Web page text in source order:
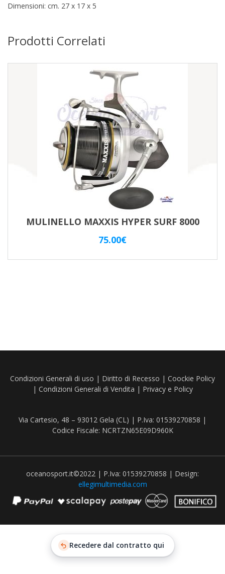
Dimensioni: cm. 27 x 17 x 5
Prodotti Correlati
MULINELLO MAXXIS HYPER SURF 8000
75.00€
Condizioni Generali di uso | Diritto di Recesso | Coockie Policy
| Condizioni Generali di Vendita | Privacy e Policy
Via Cartesio, 48 – 93012 Gela (CL) | P.Iva: 01539270858 |
Codice Fiscale: NCRTZN65E09D960K
oceanosport.it©2022 | P.Iva: 01539270858 | Design:
ellegimultimedia.com
Recedere dal contratto qui